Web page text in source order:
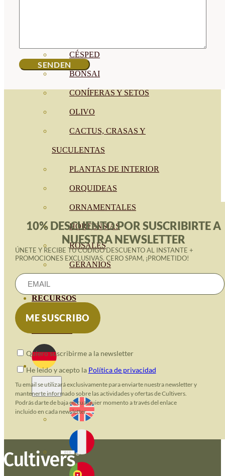
CÉSPED
BONSAI
CONÍFERAS Y SETOS
OLIVO
CACTUS, CRASAS Y
SUCULENTAS
PLANTAS DE INTERIOR
ORQUIDEAS
ORNAMENTALES
HORTENSIAS
ROSALES
GERANIOS
VIVERO
RECURSOS
ECO-BLOG
10% DESCUENTO POR SUSCRIBIRTE A
NUESTRA NEWSLETTER
ÚNETE Y RECIBE TU CÓDIGO DESCUENTO AL INSTANTE +
PROMOCIONES EXCLUSIVAS. CERO SPAM, ¡PROMETIDO!
Quiero suscribirme a la newsletter
He leido y acepto la Política de privacidad
Tu email se utilizará exclusivamente para enviarte nuestra newsletter y
mantenerte informado sobre las actividades y ofertas de Cultivers.
Podrás darte de baja en cualquier momento a través del enlace
incluido en cada newsletter.